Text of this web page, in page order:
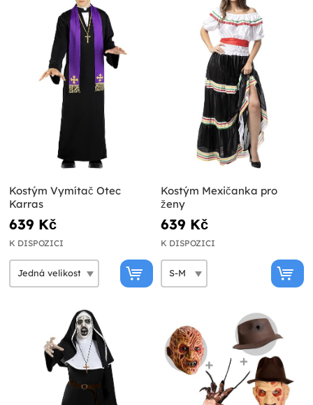
Kostým Vymítač Otec
Karras
639 Kč
K DISPOZICI
Kostým Mexičanka pro
ženy
639 Kč
K DISPOZICI